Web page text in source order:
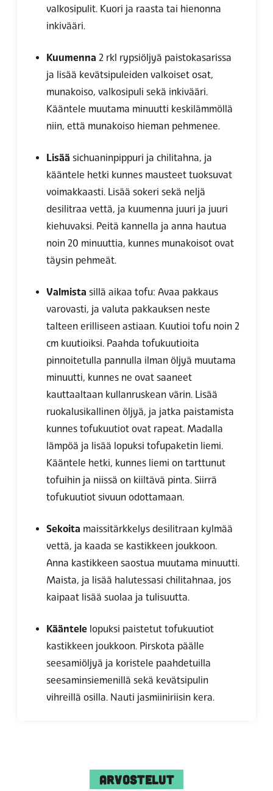
valkosipulit. Kuori ja raasta tai hienonna
inkivääri.
Kuumenna 2 rkl rypsiöljyä paistokasarissa
ja lisää kevätsipuleiden valkoiset osat,
munakoiso, valkosipuli sekä inkivääri.
Kääntele muutama minuutti keskilämmöllä
niin, että munakoiso hieman pehmenee.
Lisää sichuaninpippuri ja chilitahna, ja
kääntele hetki kunnes mausteet tuoksuvat
voimakkaasti. Lisää sokeri sekä neljä
desilitraa vettä, ja kuumenna juuri ja juuri
kiehuvaksi. Peitä kannella ja anna hautua
noin 20 minuuttia, kunnes munakoisot ovat
täysin pehmeät.
Valmista sillä aikaa tofu: Avaa pakkaus
varovasti, ja valuta pakkauksen neste
talteen erilliseen astiaan. Kuutioi tofu noin 2
cm kuutioiksi. Paahda tofukuutioita
pinnoitetulla pannulla ilman öljyä muutama
minuutti, kunnes ne ovat saaneet
kauttaaltaan kullanruskean värin. Lisää
ruokalusikallinen öljyä, ja jatka paistamista
kunnes tofukuutiot ovat rapeat. Madalla
lämpöä ja lisää lopuksi tofupaketin liemi.
Kääntele hetki, kunnes liemi on tarttunut
tofuihin ja niissä on kiiltävä pinta. Siirrä
tofukuutiot sivuun odottamaan.
Sekoita maissitärkkelys desilitraan kylmää
vettä, ja kaada se kastikkeen joukkoon.
Anna kastikkeen saostua muutama minuutti.
Maista, ja lisää halutessasi chilitahnaa, jos
kaipaat lisää suolaa ja tulisuutta.
Kääntele lopuksi paistetut tofukuutiot
kastikkeen joukkoon. Pirskota päälle
seesamiöljyä ja koristele paahdetuilla
seesaminsiemenillä sekä kevätsipulin
vihreillä osilla. Nauti jasmiiniriisin kera.
ARVOSTELUT